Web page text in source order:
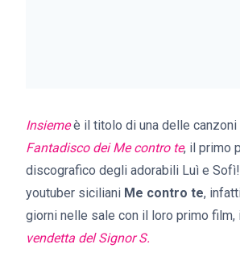
Insiemeè il titolo di una delle canzoni
Fantadisco dei Me contro te, il primo
discografico degli adorabili Luì e
youtuber siciliani Me contro te,
giorni nelle sale con il loro primo film,
vendetta del Signor S.